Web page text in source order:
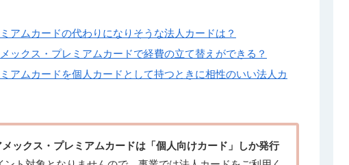
アムカードの代わりになりそうな法人カードは？
ックス・プレミアムカードで経費の立て替えができる？
アムカードを個人カードとして持つときに相性のいい法人カ
メックス・プレミアムカードは「個人向けカード」しか発行